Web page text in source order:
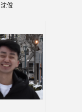
沈俊